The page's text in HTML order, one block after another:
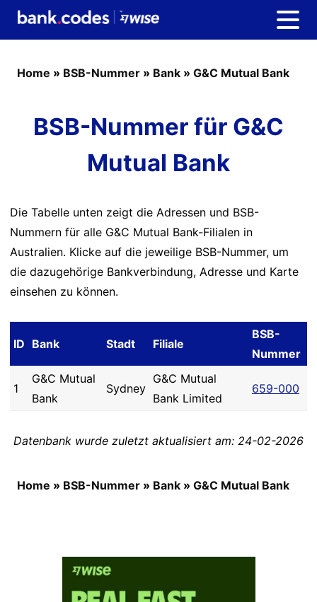
Home » BSB-Nummer » Bank » G&C Mutual Bank
BSB-Nummer für G&C
Mutual Bank
Die Tabelle unten zeigt die Adressen und BSB-
Nummern für alle G&C Mutual Bank-Filialen in
Australien. Klicke auf die jeweilige BSB-Nummer, um
die dazugehörige Bankverbindung, Adresse und Karte
einsehen zu können.
ID Bank Stadt Filiale
BSB-
Nummer
1
G&C Mutual
Bank
Sydney
G&C Mutual
Bank Limited
659-000
Datenbank wurde zuletzt aktualisiert am: 24-02-2026
Home » BSB-Nummer » Bank » G&C Mutual Bank